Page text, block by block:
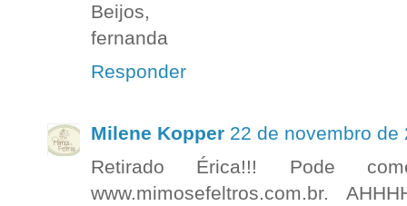
Beijos,
fernanda
Responder
Milene Kopper 22 de novembro de
Retirado Érica!!! Pode
www.mimosefeltros.com.br.